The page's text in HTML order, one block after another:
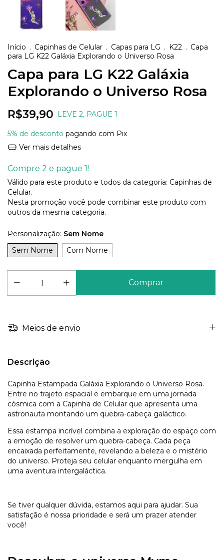
Início . Capinhas de Celular . Capas para LG . K22 . Capa
para LG K22 Galáxia Explorando o Universo Rosa
Capa para LG K22 Galáxia
Explorando o Universo Rosa
R$39,90 LEVE 2, PAGUE 1
5% de desconto pagando com Pix
Ver mais detalhes
Compre 2 e pague 1!
Válido para este produto e todos da categoria: Capinhas de
Celular.
Nesta promoção você pode combinar este produto com
outros da mesma categoria.
Personalização: Sem Nome
Sem Nome
Com Nome
Meios de envio
Descrição
Capinha Estampada Galáxia Explorando o Universo Rosa.
Entre no trajeto espacial e embarque em uma jornada
cósmica com a Capinha de Celular que apresenta uma
astronauta montando um quebra-cabeça galáctico.
Essa estampa incrível combina a exploração do espaço com
a emoção de resolver um quebra-cabeça. Cada peça
encaixada perfeitamente, revelando a beleza e o mistério
do universo. Proteja seu celular enquanto mergulha em
uma aventura intergaláctica.
Se tiver qualquer dúvida, estamos aqui para ajudar. Sua
satisfação é nossa prioridade e será um prazer atender
você!